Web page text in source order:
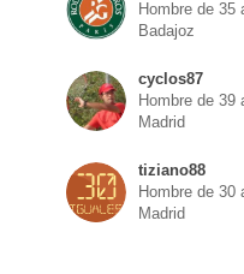
Hombre de 35
Badajoz
cyclos87
Hombre de 39
Madrid
tiziano88
Hombre de 30
Madrid